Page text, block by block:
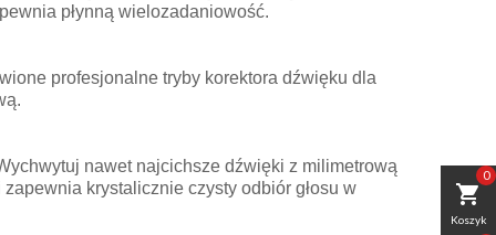
płynną wielozadaniowość.
profesjonalne tryby korektora dźwięku dla
nawet najcichsze dźwięki z milimetrową
krystalicznie czysty odbiór głosu w
shopping_cart
Koszyk
0